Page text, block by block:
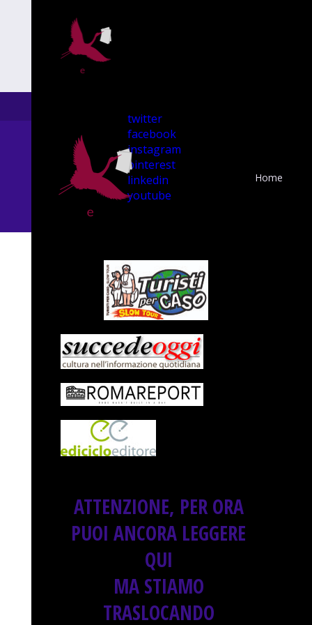
twitter
facebook
instagram
pinterest
linkedin
youtube
Home
ATTENZIONE, PER ORA
PUOI ANCORA LEGGERE
QUI
MA STIAMO
TRASLOCANDO